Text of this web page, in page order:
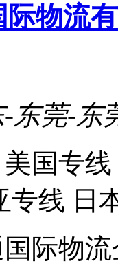
际物流
东莞-东
国专
专线 日
际物